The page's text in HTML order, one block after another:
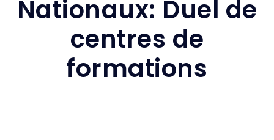
Nationaux: Duel de
centres de
formations